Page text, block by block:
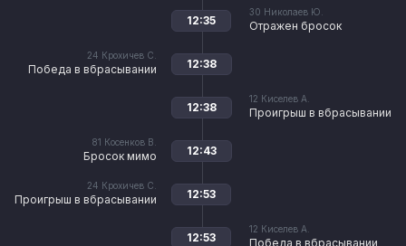
30 Николаев Ю.
Отражен бросок
12:35
24 Крохичев С.
Победа в вбрасывании 12:38
12 Киселев А.
Проигрыш в вбрасывании
12:38
81 Косенков В.
Бросок мимо 12:43
24 Крохичев С.
Проигрыш в вбрасывании 12:53
12 Киселев А.
Победа в вбрасывании
12:53